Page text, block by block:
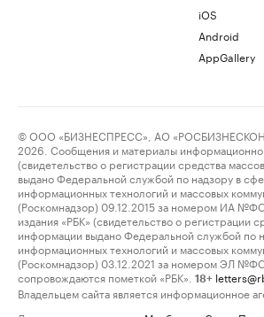
iOS
Android
AppGallery
© ООО «БИЗНЕСПРЕСС», АО
2026. Сообщения и материалы
(свидетельство о регистрации средства
выдано Федеральной службой по надзору в
информационных технологий и массовых
(Роскомнадзор) 09.12.2015 за номером ИА
издания «РБК» (свидетельство о регистрации
информации выдано Федеральной службой по
информационных технологий и массовых
(Роскомнадзор) 03.12.2021 за номером ЭЛ
сопровождаются пометкой «РБК».
18+
Владельцем сайта является информационное